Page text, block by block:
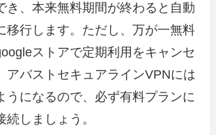
き、本来無料期間が終わると自動
移行します。ただし、万が一無料
ストアで定期利用をキャンセ
アバストセキュアラインVPNには
うになるので、必ず有料プランに
しましょう。